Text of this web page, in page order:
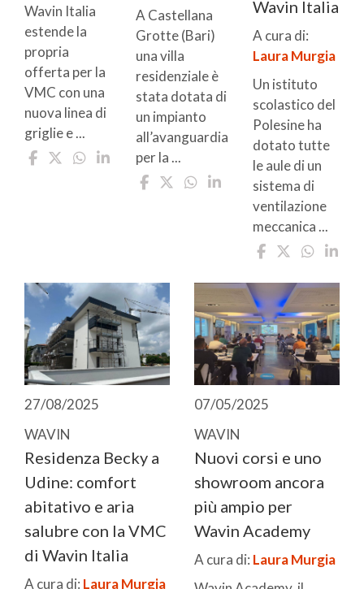
Wavin Italia
estende la
propria
offerta per la
VMC con una
nuova linea di
griglie e ...
A Castellana
Grotte (Bari)
una villa
residenziale è
stata dotata di
un impianto
all’avanguardia
per la ...
Wavin Italia
A cura di:
Laura Murgia
Un istituto
scolastico del
Polesine ha
dotato tutte
le aule di un
sistema di
ventilazione
meccanica ...
27/08/2025
WAVIN
Residenza Becky a
Udine: comfort
abitativo e aria
salubre con la VMC
di Wavin Italia
A cura di: Laura Murgia
07/05/2025
WAVIN
Nuovi corsi e uno
showroom ancora
più ampio per
Wavin Academy
A cura di: Laura Murgia